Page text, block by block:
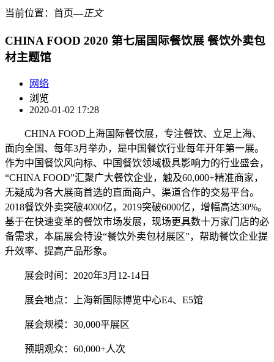
当前位置： 首页―正文
CHINA FOOD 2020 第七届国际餐饮展 餐饮外卖包
材主题馆
网络
浏览
2020-01-02 17:28
CHINA FOOD上海国际餐饮展，专注餐饮、立足上海、
面向全国、每年3月举办，是中国餐饮行业每年开年第一展。
作为中国餐饮风向标、中国餐饮领域极具影响力的行业盛会，
“CHINA FOOD”汇聚广大餐饮企业，触及60,000+精准商家，
无疑成为各大展商首选的直面商户、渠道合作的交易平台。
2018餐饮外卖突破4000亿，2019突破6000亿，增幅高达30%。
基于在快速变革的餐饮市场发展，现场更具数十万家门店的必
备需求，本届展会特设“餐饮外卖包材展区”，帮助餐饮企业提
升效率、提高产品形象。
展会时间：2020年3月12-14日
展会地点：上海新国际博览中心E4、E5馆
展会规模：30,000平展区
预期观众：60,000+人次